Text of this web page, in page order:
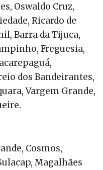
Oswaldo Cruz,
Ricardo de
Barra da Tijuca,
Freguesia,
dos Bandeirantes,
Vargem Grande,
Cosmos,
Magalhães